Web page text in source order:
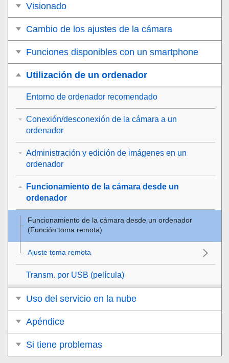
Visionado
Cambio de los ajustes de la cámara
Funciones disponibles con un smartphone
Utilización de un ordenador
Entorno de ordenador recomendado
Conexión/desconexión de la cámara a un
ordenador
Administración y edición de imágenes en un
ordenador
Funcionamiento de la cámara desde un
ordenador
Funcionamiento de la cámara desde un ordenador
(Función toma remota)
Ajuste toma remota
Transm. por USB (película)
Uso del servicio en la nube
Apéndice
Si tiene problemas